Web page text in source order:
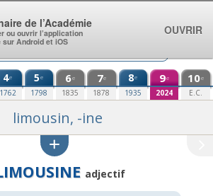
4e
1762
5e
1798
6e
1835
7e
1878
8e
1935
9e
2024
10e
E.C.
limousin, -ine
adjectif
de l’Académie
ou ouvrir l’application
sur Android et iOS
OUVRIR